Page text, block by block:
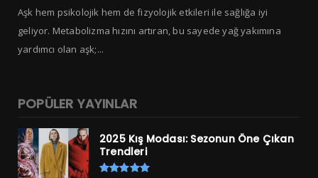
Aşk hem psikolojik hem de fizyolojik etkileri ile sağlığa iyi
geliyor. Metabolizma hızını artıran, bu sayede yağ yakımına
yardımcı olan aşk;...
POPÜLER YAYINLAR
2025 Kış Modası: Sezonun Öne Çıkan
Trendleri